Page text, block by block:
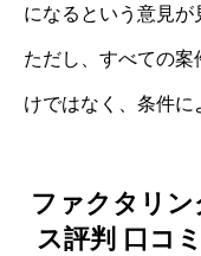
になるという意見が
ただし、すべての
けではなく、条件に
ファクタリ
ス評判 口コ